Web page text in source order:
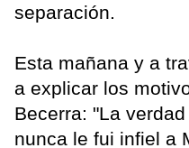
separación.
Esta mañana y a
a explicar los
Becerra: "La
nunca le fui infiel a